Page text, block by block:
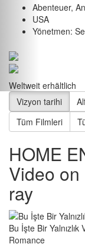
Abenteuer,
USA
Yönetmen:
Weltweit erhältlich
Vizyon tarihi
Tüm Filmleri
HOME
Video
ray
Bu İşte Bir Yalnızlık
Romance